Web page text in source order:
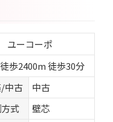
ユーコーポ
歩2400m 徒歩30分
中古
中古
式
壁芯